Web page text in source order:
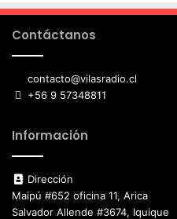
Contáctanos
contacto@vilasradio.cl
+56 9 57348811
Información
Dirección
Maipú #652 oficina 11, Arica
Salvador Allende #3674, Iquique